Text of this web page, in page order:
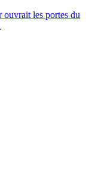
ouvrait les portes du